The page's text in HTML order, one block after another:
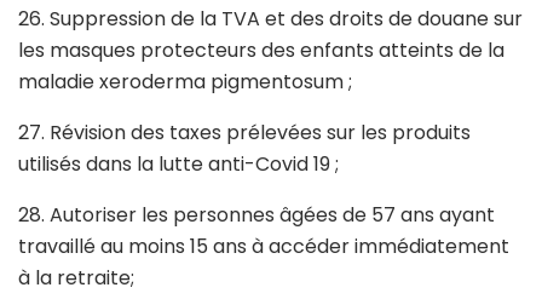
26. Suppression de la TVA et des droits de douane sur
les masques protecteurs des enfants atteints de la
maladie xeroderma pigmentosum ;
27. Révision des taxes prélevées sur les produits
utilisés dans la lutte anti-Covid 19 ;
28. Autoriser les personnes âgées de 57 ans ayant
travaillé au moins 15 ans à accéder immédiatement
à la retraite;